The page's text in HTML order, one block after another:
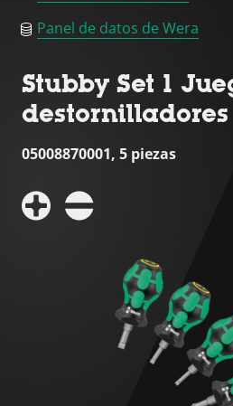
Panel de datos de Wera
Stubby Set 1
destornilladores
05008870001, 5 piezas